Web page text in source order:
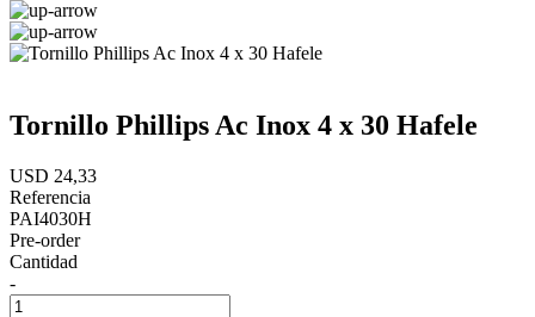
Tornillo Phillips Ac Inox 4 x 30 Hafele
USD 24,33
Referencia
PAI4030H
Pre-order
Cantidad
-